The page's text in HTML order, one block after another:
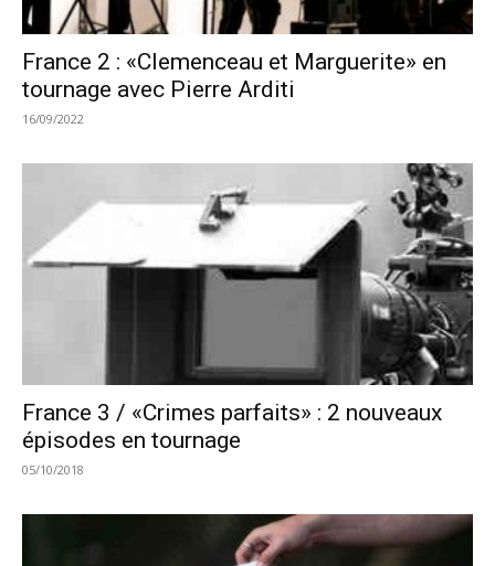
France 2 : «Clemenceau et Marguerite» en
tournage avec Pierre Arditi
16/09/2022
France 3 / «Crimes parfaits» : 2 nouveaux
épisodes en tournage
05/10/2018